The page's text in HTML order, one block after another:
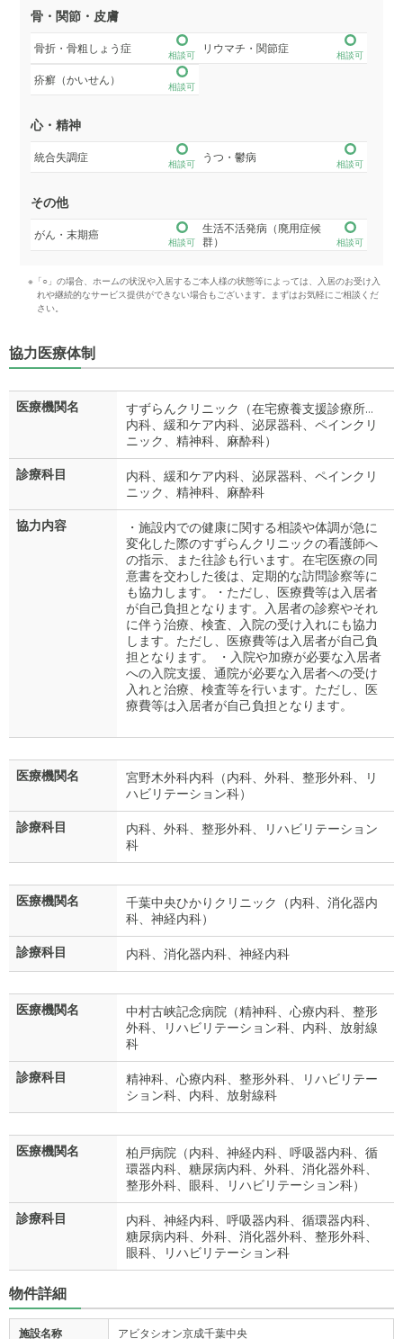
骨・関節・皮膚
骨折・骨粗しょう症
相談可
リウマチ・関節症
相談可
疥癬（かいせん）
相談可
心・精神
統合失調症
相談可
うつ・鬱病
相談可
その他
がん・末期癌
相談可
生活不活発病（廃用症候
群）
相談可
※「○」の場合、ホームの状況や入居するご本人様の状態等によっては、入居のお受け入
れや継続的なサービス提供ができない場合もございます。まずはお気軽にご相談くだ
さい。
協力医療体制
医療機関名
すずらんクリニック（在宅療養支援診療所…
内科、緩和ケア内科、泌尿器科、ペインクリ
ニック、精神科、麻酔科）
診療科目
内科、緩和ケア内科、泌尿器科、ペインクリ
ニック、精神科、麻酔科
協力内容
・施設内での健康に関する相談や体調が急に
変化した際のすずらんクリニックの看護師へ
の指示、また往診も行います。在宅医療の同
意書を交わした後は、定期的な訪問診察等に
も協力します。・ただし、医療費等は入居者
が自己負担となります。入居者の診察やそれ
に伴う治療、検査、入院の受け入れにも協力
します。ただし、医療費等は入居者が自己負
担となります。 ・入院や加療が必要な入居者
への入院支援、通院が必要な入居者への受け
入れと治療、検査等を行います。ただし、医
療費等は入居者が自己負担となります。
医療機関名
宮野木外科内科（内科、外科、整形外科、リ
ハビリテーション科）
診療科目
内科、外科、整形外科、リハビリテーション
科
医療機関名
千葉中央ひかりクリニック（内科、消化器内
科、神経内科）
診療科目 内科、消化器内科、神経内科
医療機関名
中村古峡記念病院（精神科、心療内科、整形
外科、リハビリテーション科、内科、放射線
科
診療科目
精神科、心療内科、整形外科、リハビリテー
ション科、内科、放射線科
医療機関名
柏戸病院（内科、神経内科、呼吸器内科、循
環器内科、糖尿病内科、外科、消化器外科、
整形外科、眼科、リハビリテーション科）
診療科目
内科、神経内科、呼吸器内科、循環器内科、
糖尿病内科、外科、消化器外科、整形外科、
眼科、リハビリテーション科
物件詳細
施設名称 アビタシオン京成千葉中央